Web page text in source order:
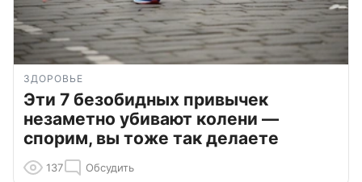
ЗДОРОВЬЕ
Эти 7 безобидных привычек
незаметно убивают колени —
спорим, вы тоже так делаете
137 Обсудить